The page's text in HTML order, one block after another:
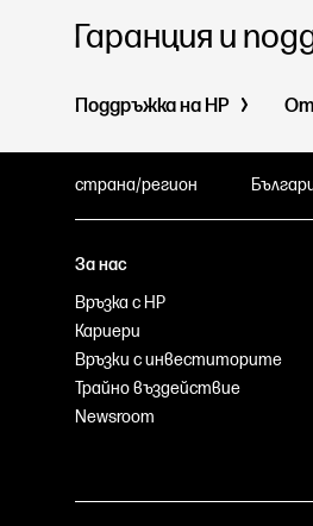
Гаранция и
Поддръжка на HP
страна/регион
За нас
Връзка с HP
Кариери
Връзки с инвеститорите
Трайно въздействие
Newsroom